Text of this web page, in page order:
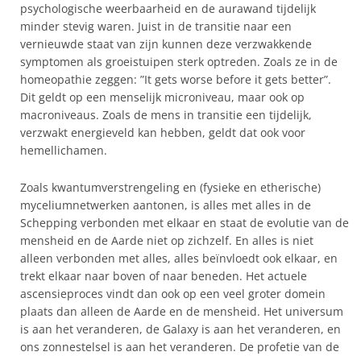
psychologische weerbaarheid en de aurawand tijdelijk
minder stevig waren. Juist in de transitie naar een
vernieuwde staat van zijn kunnen deze verzwakkende
symptomen als groeistuipen sterk optreden. Zoals ze in de
homeopathie zeggen: ”It gets worse before it gets better”.
Dit geldt op een menselijk microniveau, maar ook op
macroniveaus. Zoals de mens in transitie een tijdelijk,
verzwakt energieveld kan hebben, geldt dat ook voor
hemellichamen.
Zoals kwantumverstrengeling en (fysieke en etherische)
myceliumnetwerken aantonen, is alles met alles in de
Schepping verbonden met elkaar en staat de evolutie van de
mensheid en de Aarde niet op zichzelf. En alles is niet
alleen verbonden met alles, alles beïnvloedt ook elkaar, en
trekt elkaar naar boven of naar beneden. Het actuele
ascensieproces vindt dan ook op een veel groter domein
plaats dan alleen de Aarde en de mensheid. Het universum
is aan het veranderen, de Galaxy is aan het veranderen, en
ons zonnestelsel is aan het veranderen. De profetie van de